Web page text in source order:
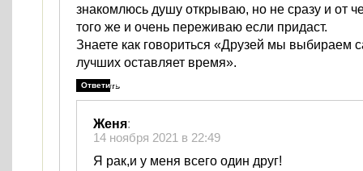
знакомлюсь душу открываю, но не сразу и от
того же и очень переживаю если придаст.
Знаете как говориться «Друзей мы выбираем
лучших оставляет время».
Ответить
Женя:
14 ноября 2021 в 22:49
Я рак,и у меня всего один друг!